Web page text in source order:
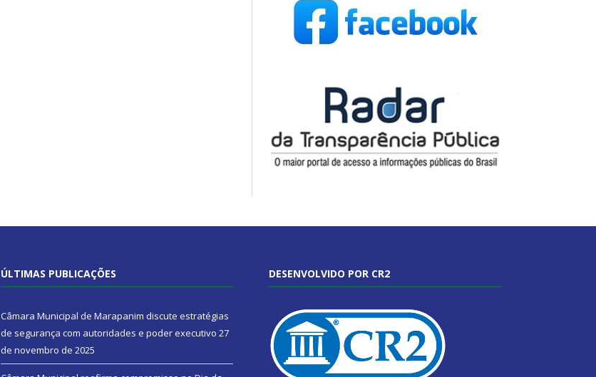
ÚLTIMAS PUBLICAÇÕES
Câmara Municipal de Marapanim discute estratégias
de segurança com autoridades e poder executivo 27
de novembro de 2025
DESENVOLVIDO POR CR2